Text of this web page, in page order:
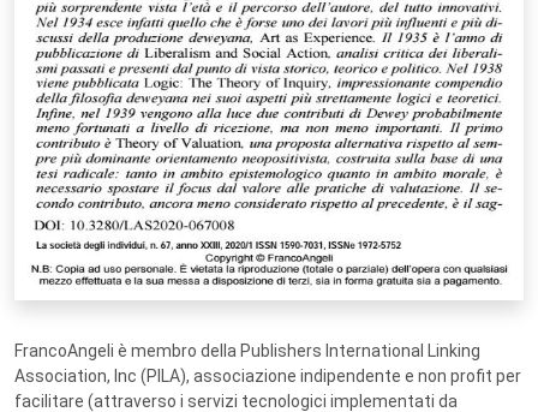
FrancoAngeli è membro della Publishers International Linking
Association, Inc (PILA), associazione indipendente e non profit per
facilitare (attraverso i servizi tecnologici implementati da